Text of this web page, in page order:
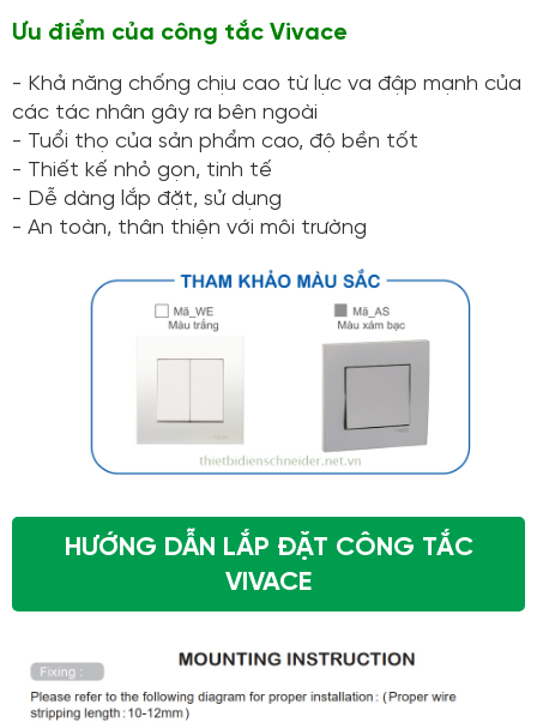
Ưu điểm của công tắc Vivace
- Khả năng chống chịu cao từ lực va đập mạnh của
các tác nhân gây ra bên ngoài
- Tuổi thọ của sản phẩm cao, độ bền tốt
- Thiết kế nhỏ gọn, tinh tế
- Dễ dàng lắp đặt, sử dụng
- An toàn, thân thiện với môi trường
HƯỚNG DẪN LẮP ĐẶT CÔNG TẮC
VIVACE